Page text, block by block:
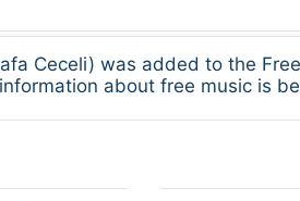
Ceceli) was added to the
about free music is